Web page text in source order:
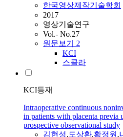
한국영상제작기술학회
2017
영상기술연구
Vol.- No.27
원문보기 2
KCI
스콜라
KCI등재
Intraoperative continuous
in patients with placenta previa
prospective observational study
김현성,도상환,황정원,